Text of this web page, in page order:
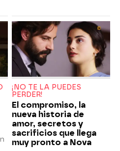
¡NO TE LA PUEDES
PERDER!
El compromiso, la
nueva historia de
amor, secretos y
sacrificios que llega
muy pronto a Nova